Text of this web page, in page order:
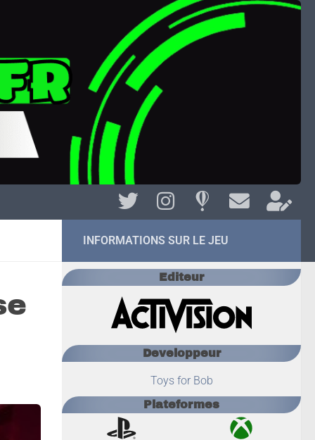
INFORMATIONS SUR LE JEU
Editeur
Developpeur
Toys for Bob
Plateformes